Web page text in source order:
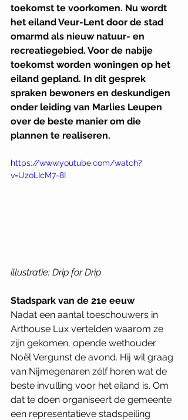
toekomst te voorkomen. Nu wordt
het eiland Veur-Lent door de stad
omarmd als nieuw natuur- en
recreatiegebied. Voor de nabije
toekomst worden woningen op het
eiland gepland. In dit gesprek
spraken bewoners en deskundigen
onder leiding van Marlies Leupen
over de beste manier om die
plannen te realiseren.
https://www.youtube.com/watch?
v=UzoLIcM7-8I
illustratie: Drip for Drip
Stadspark van de 21e eeuw
Nadat een aantal toeschouwers in
Arthouse Lux vertelden waarom ze
zijn gekomen, opende wethouder
Noël Vergunst de avond. Hij wil graag
van Nijmegenaren zélf horen wat de
beste invulling voor het eiland is. Om
dat te doen organiseert de gemeente
een representatieve stadspeiling